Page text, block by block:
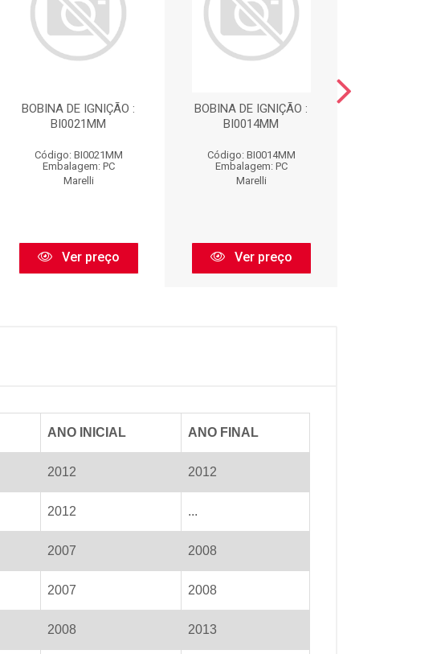
BOBINA DE IGNIÇÃO :
BI0021MM
Código: BI0021MM
Embalagem: PC
Marelli
Ver preço
BOBINA DE IGNIÇÃO :
BI0014MM
Código: BI0014MM
Embalagem: PC
Marelli
Ver preço
ANO INICIAL ANO FINAL
2012 2012
2012 ...
2007 2008
2007 2008
2008 2013